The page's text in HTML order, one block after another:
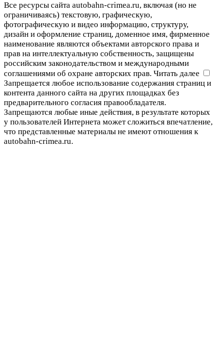
Все ресурсы сайта autobahn-crimea.ru, включая (но не
ограничиваясь) текстовую, графическую,
фотографическую и видео информацию, структуру,
дизайн и оформление страниц, доменное имя, фирменное
наименование являются объектами авторского права и
прав на интеллектуальную собственность, защищены
российским законодательством и международными
соглашениями об охране авторских прав. Читать далее
Запрещается любое использование содержания страниц и
контента данного сайта на других площадках без
предварительного согласия правообладателя.
Запрещаются любые иные действия, в результате которых
у пользователей Интернета может сложиться впечатление,
что представленные материалы не имеют отношения к
autobahn-crimea.ru.